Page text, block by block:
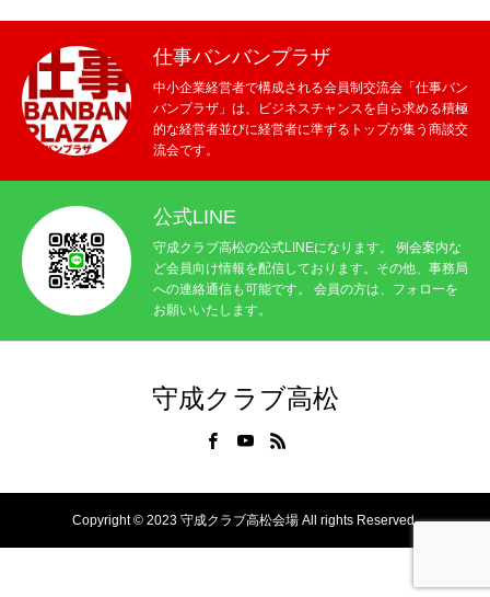
仕事バンバンプラザ
中小企業経営者で構成される会員制交流会「仕事バン
バンプラザ」は、ビジネスチャンスを自ら求める積極
的な経営者並びに経営者に準ずるトップが集う商談交
流会です。
公式LINE
守成クラブ高松の公式LINEになります。 例会案内な
ど会員向け情報を配信しております。その他、事務局
への連絡通信も可能です。 会員の方は、フォローを
お願いいたします。
守成クラブ高松
Copyright © 2023 守成クラブ高松会場 All rights Reserved.